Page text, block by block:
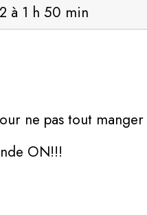
à 1 h 50 min
ne pas tout
ON!!!